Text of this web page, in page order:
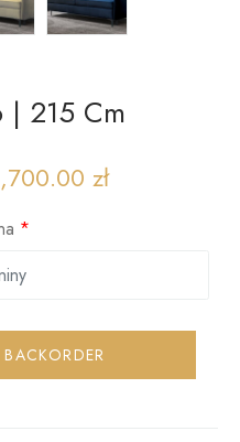
| 215 Cm
zł
*
BACKORDER